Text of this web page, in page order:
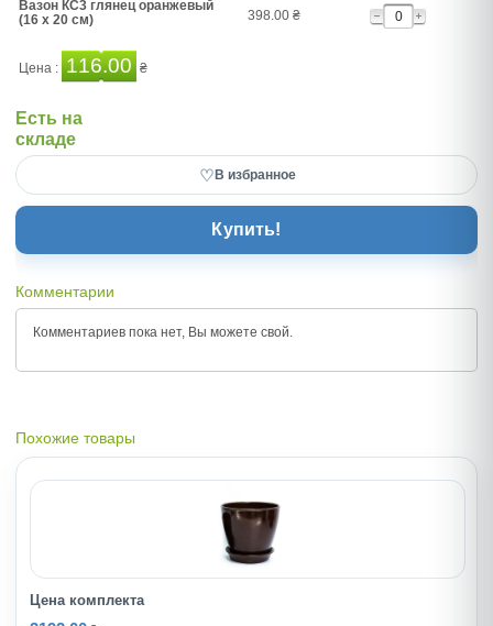
Вазон КС3 глянец оранжевый
(16 x 20 см)
398.00 ₴
Цена : 116.00 ₴
Есть на
складе
♡ В избранное
Купить!
Комментарии
Комментариев пока нет, Вы можете свой.
Похожие товары
Цена комплекта